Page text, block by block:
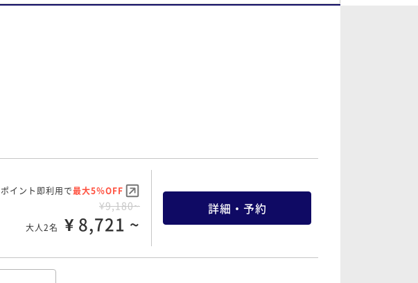
ポイント即利用で最大5％OFF
¥9,180~
大人2名 ¥ 8,721 ~
詳細・予約